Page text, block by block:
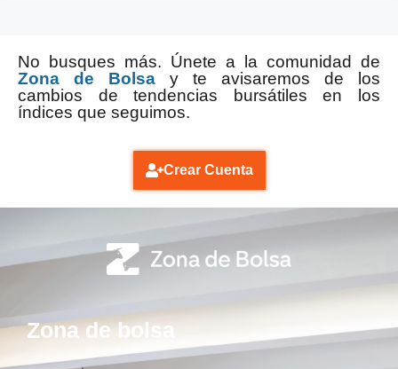
No busques más. Únete a la comunidad de
Zona de Bolsa y te avisaremos de los
cambios de tendencias bursátiles en los
índices que seguimos.
Crear Cuenta
Zona de bolsa